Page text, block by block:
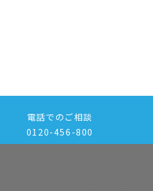
電話でのご相談
0120-456-800